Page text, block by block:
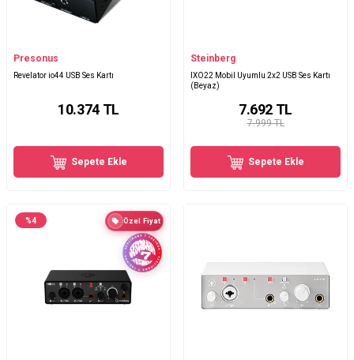
Presonus
Revelator io44 USB Ses Kartı
10.374TL
Sepete Ekle
Steinberg
IXO22 Mobil Uyumlu 2x2 USB Ses Kartı
(Beyaz)
7.999 TL
7.692 TL
Sepete Ekle
%4 Özel Fiyat